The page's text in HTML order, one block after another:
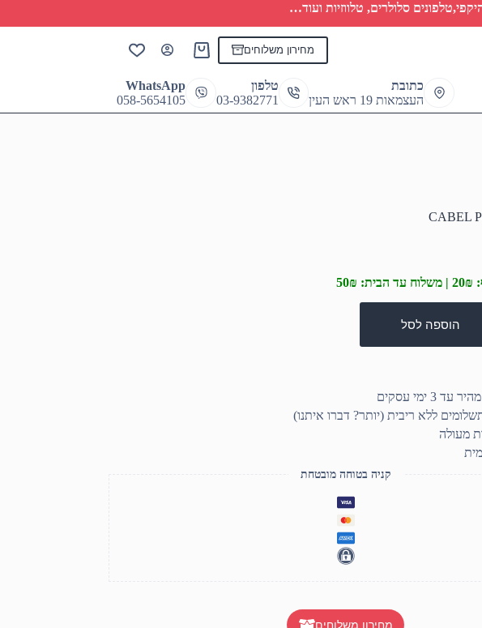
סלולרים, טלווזיות ועוד…
מחירון משלוחים
Shopping
כתובת
העצמאות 19 ראש העין
טלפון
03-9382771
WhatsApp
058-5654105
CABEL
הוספה לסל
3 ימי עסקים
מעולה
קניה בטוחה מובטחת
מחירון משלוחים